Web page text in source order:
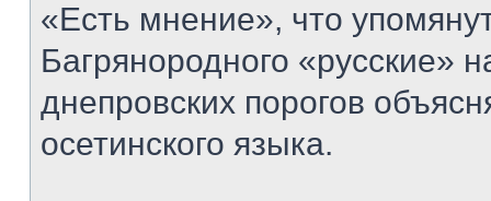
«Есть мнение», что
Багрянородного «русские»
днепровских порогов
осетинского языка.